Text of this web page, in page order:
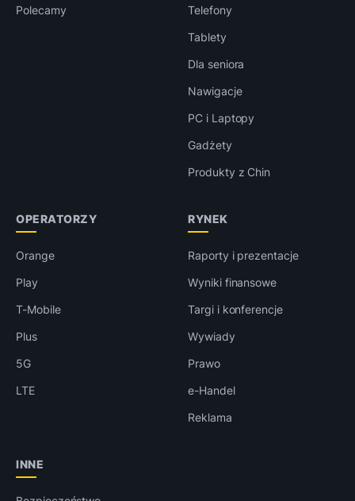
Polecamy
Telefony
Tablety
Dla seniora
Nawigacje
PC i Laptopy
Gadżety
Produkty z Chin
OPERATORZY
Orange
Play
T-Mobile
Plus
5G
LTE
RYNEK
Raporty i prezentacje
Wyniki finansowe
Targi i konferencje
Wywiady
Prawo
e-Handel
Reklama
INNE